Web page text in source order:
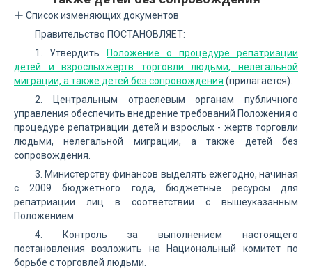
Список изменяющих документов
Правительство ПОСТАНОВЛЯЕТ:
1. Утвердить
Положение о процедуре репатриации
детей и взрослыхжертв торговли людьми, нелегальной
миграции, а также детей без сопровождения (прилагается).
2. Центральным отраслевым органам публичного
управления обеспечить внедрение требований Положения о
процедуре репатриации детей и взрослых - жертв торговли
людьми, нелегальной миграции, а также детей без
сопровождения.
3. Министерству финансов выделять ежегодно, начиная
с 2009 бюджетного года, бюджетные ресурсы для
репатриации лиц в соответствии с вышеуказанным
Положением.
4. Контроль за выполнением настоящего
постановления возложить на Национальный комитет по
борьбе с торговлей людьми.